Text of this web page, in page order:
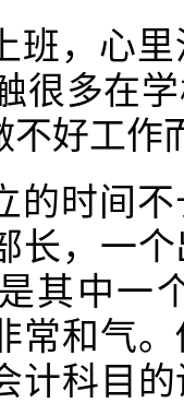
班，心
很多在
不好工作
的时间
长，一
其中一
常和气
计科目